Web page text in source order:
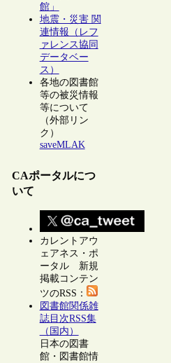
館」
地震・災害 関
連情報（レフ
ァレンス協同
データベー
ス）
各地の図書館
等の被災情報
等について
（外部リン
ク）
saveMLAK
CAポータルにつ
いて
カレントアウ
ェアネス・ポ
ータル 新規
掲載コンテン
ツのRSS：
図書館関係雑
誌目次RSS集
（国内）
日本の図書
館・図書館情